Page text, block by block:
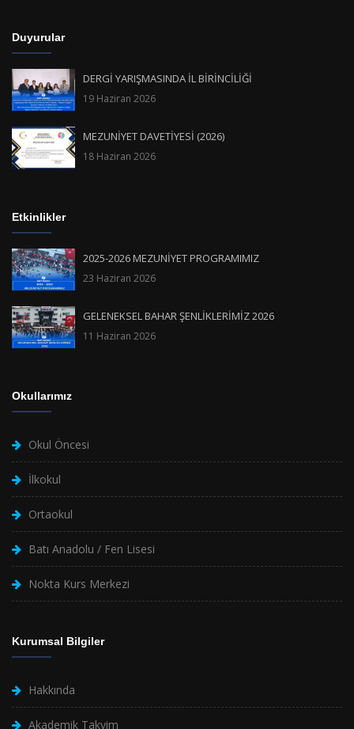
Duyurular
DERGİ YARIŞMASINDA İL BİRİNCİLİĞİ
19 Haziran 2026
MEZUNİYET DAVETİYESİ (2026)
18 Haziran 2026
Etkinlikler
2025-2026 MEZUNİYET PROGRAMIMIZ
23 Haziran 2026
GELENEKSEL BAHAR ŞENLİKLERİMİZ 2026
11 Haziran 2026
Okullarımız
Okul Öncesi
İlkokul
Ortaokul
Batı Anadolu / Fen Lisesi
Nokta Kurs Merkezi
Kurumsal Bilgiler
Hakkında
Akademik Takvim